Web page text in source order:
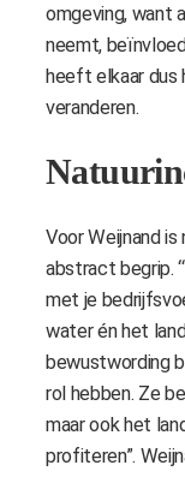
omgeving, want
neemt,
heeft elkaar dus
veranderen.
Voor Weijnand
abstract begrip.
met je
water én het
bewustwording
rol hebben. Ze
maar ook het
profiteren”.